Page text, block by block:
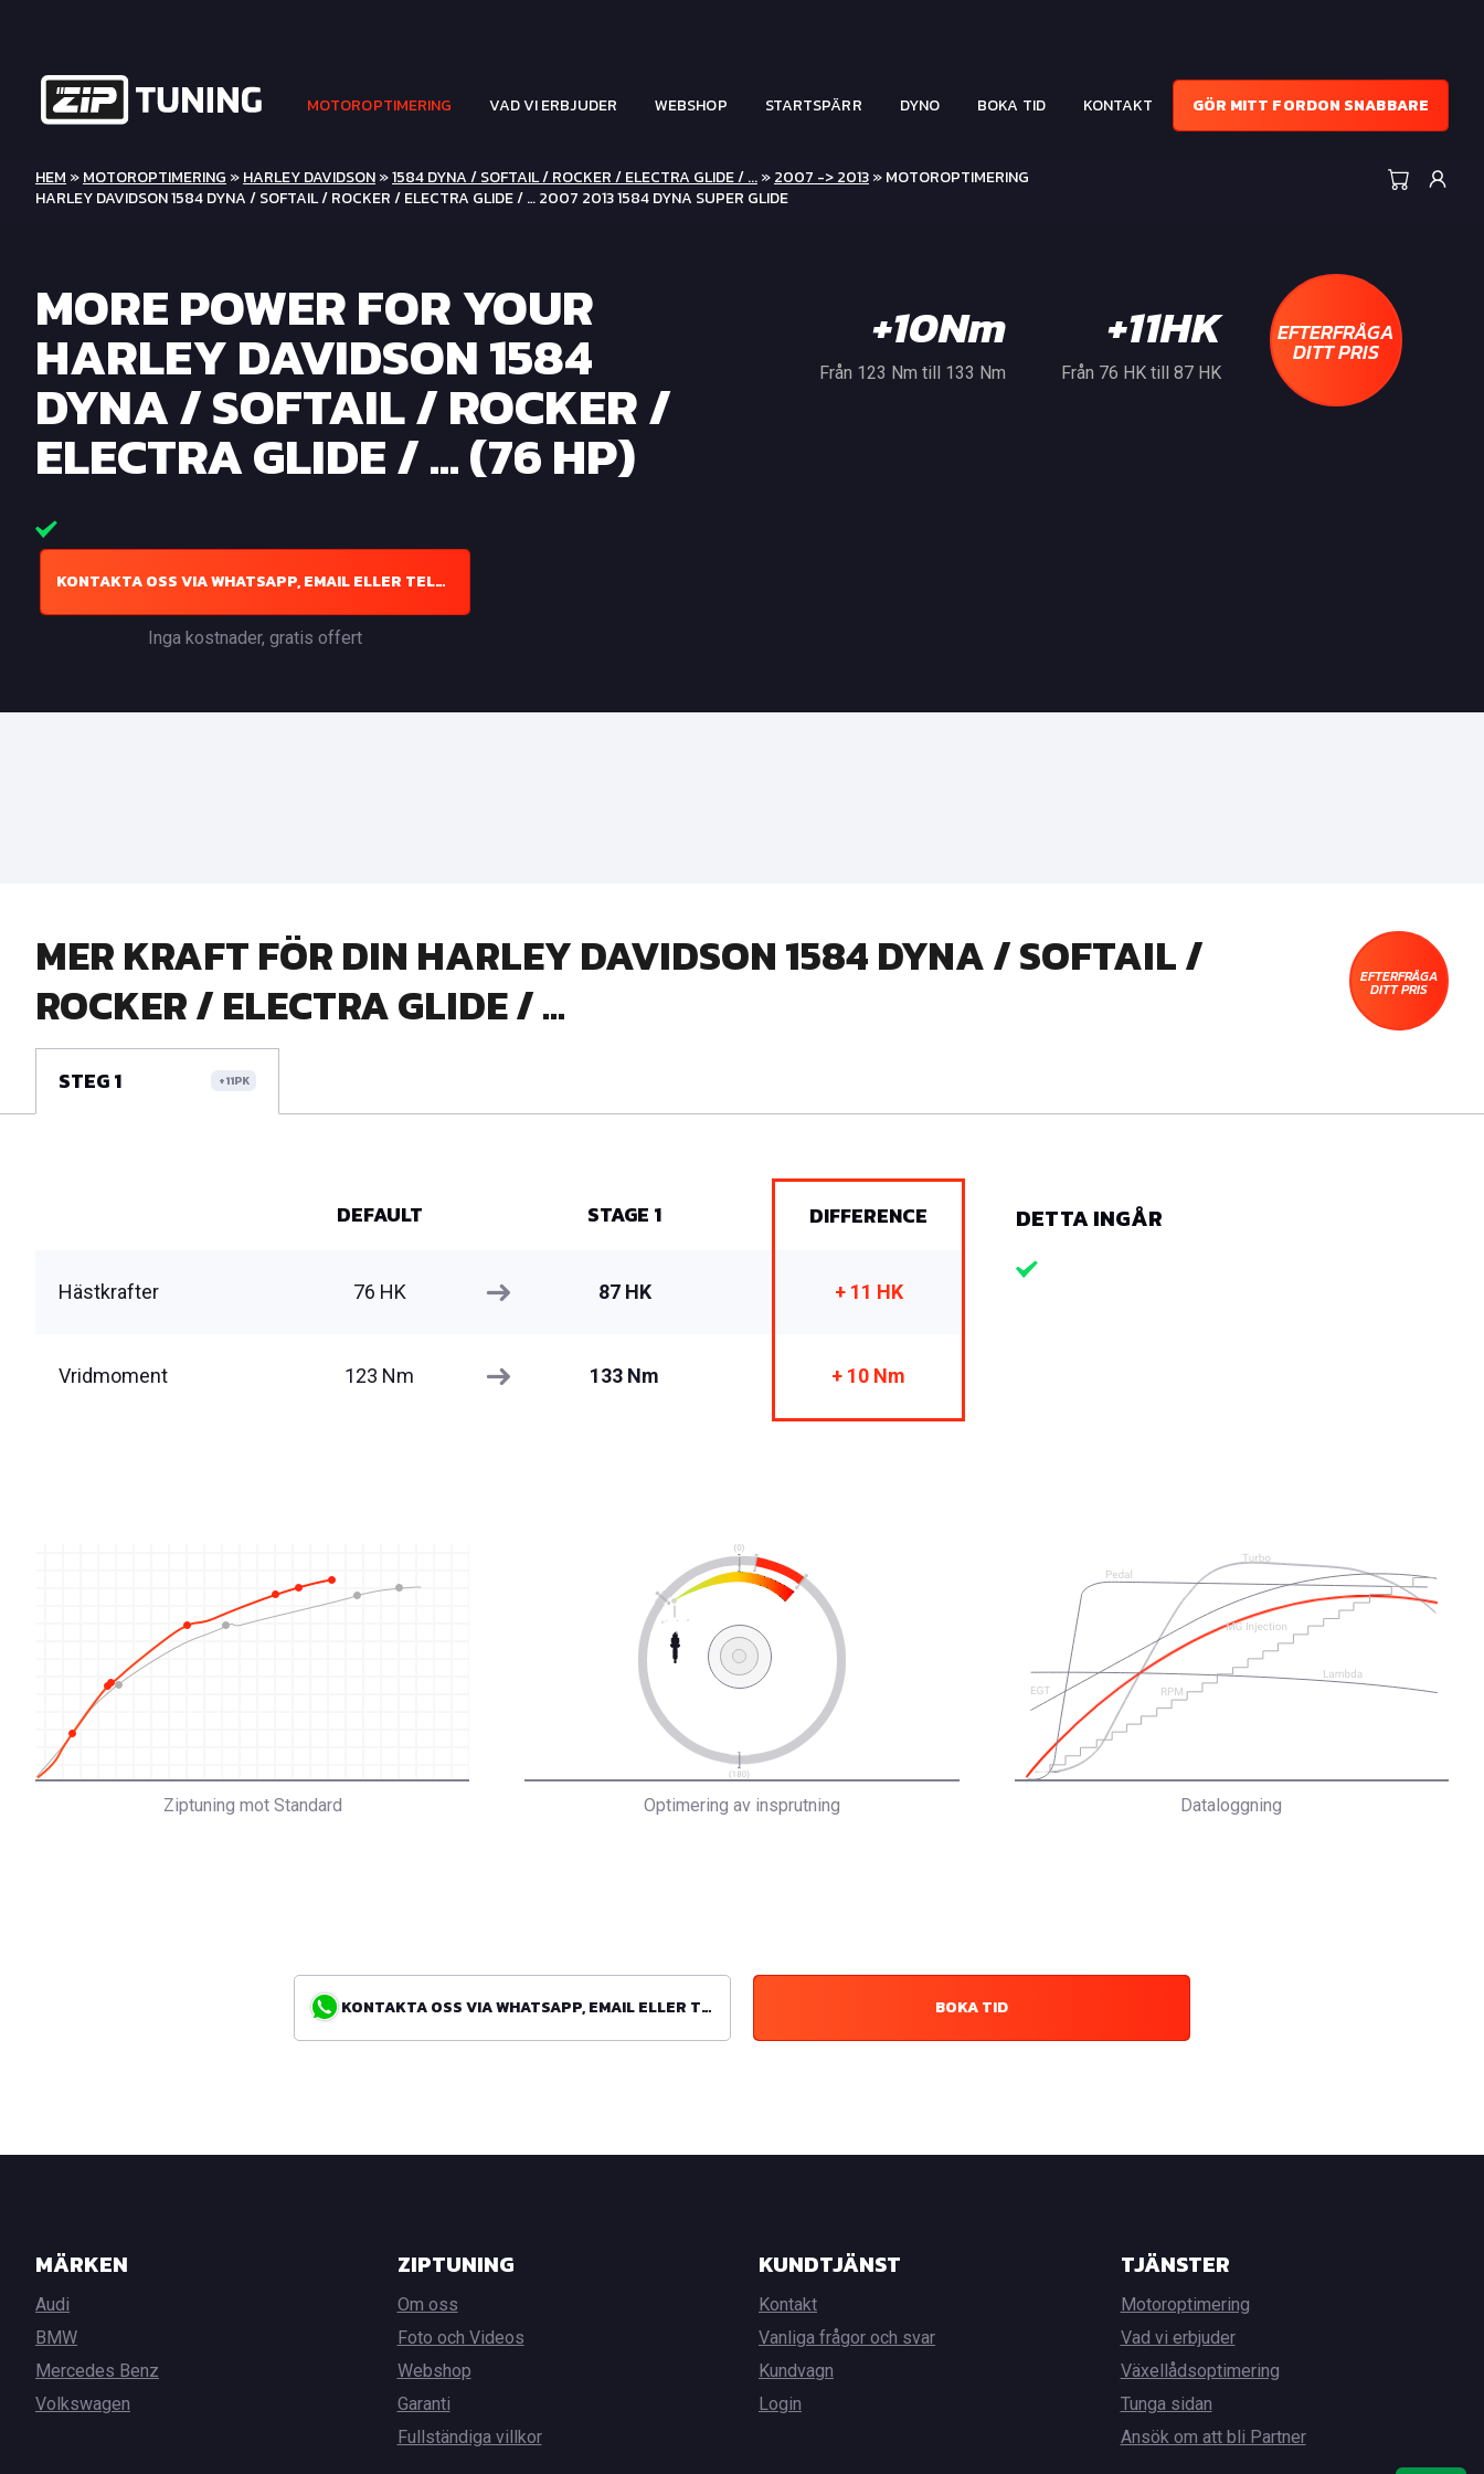
MOTOROPTIMERING VAD VI ERBJUDER WEBSHOP STARTSPÄRR DYNO BOKA TID KONTAKT GÖR MITT FORDON SNABBARE
HEM »MOTOROPTIMERING »HARLEY DAVIDSON»1584 DYNA / SOFTAIL / ROCKER / ELECTRA GLIDE / ...»2007 -> 2013» MOTOROPTIMERING
HARLEY DAVIDSON 1584 DYNA / SOFTAIL / ROCKER / ELECTRA GLIDE / … 2007 2013 1584 DYNA SUPER GLIDE
MORE POWER FOR YOUR
HARLEY DAVIDSON 1584
DYNA / SOFTAIL / ROCKER /
ELECTRA GLIDE / ... (76 HP)
KONTAKTA OSS VIA WHATSAPP, EMAIL ELLER TELEFON
Inga kostnader, gratis offert
+10Nm
Från 123 Nm till 133 Nm
+11HK
Från 76 HK till 87 HK
EFTERFRÅGA
DITT PRIS
MER KRAFT FÖR DIN HARLEY DAVIDSON 1584 DYNA / SOFTAIL /
ROCKER / ELECTRA GLIDE / ...
EFTERFRÅGA
DITT PRIS
STEG 1 +11PK
DEFAULT STAGE 1 DIFFERENCE
Hästkrafter 76 HK 87 HK + 11 HK
Vridmoment 123 Nm 133 Nm + 10 Nm
DETTA INGÅR
Ziptuning mot Standard Optimering av insprutning Dataloggning
KONTAKTA OSS VIA WHATSAPP, EMAIL ELLER TELEFON BOKA TID
MÄRKEN
Audi
BMW
Mercedes Benz
Volkswagen
ZIPTUNING
Om oss
Foto och Videos
Webshop
Garanti
Fullständiga villkor
KUNDTJÄNST
Kontakt
Vanliga frågor och svar
Kundvagn
Login
TJÄNSTER
Motoroptimering
Vad vi erbjuder
Växellådsoptimering
Tunga sidan
Ansök om att bli Partner